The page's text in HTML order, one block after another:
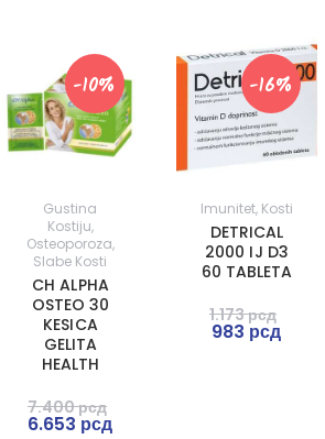
-10%
Gustina
Kostiju,
Osteoporoza,
Slabe Kosti
CH ALPHA
OSTEO 30
KESICA
GELITA
HEALTH
7.400рсд
6.653рсд
-16%
Imunitet, Kosti
DETRICAL
2000 IJ D3
60 TABLETA
1.173рсд
983рсд